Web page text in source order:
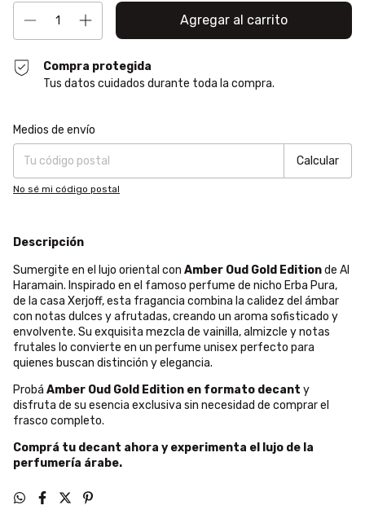
Compra protegida
Tus datos cuidados durante toda la compra.
Entregas para el CP:
Medios de envío
Calcular
No sé mi código postal
Descripción
Sumergite en el lujo oriental con Amber Oud Gold Editionde Al
Haramain. Inspirado en el famoso perfume de nicho Erba Pura,
de la casa Xerjoff, esta fragancia combina la calidez del ámbar
con notas dulces y afrutadas, creando un aroma sofisticado y
envolvente. Su exquisita mezcla de vainilla, almizcle y notas
frutales lo convierte en un perfume unisex perfecto para
quienes buscan distinción y elegancia.
Probá Amber Oud Gold Edition en formato decant y
disfruta de su esencia exclusiva sin necesidad de comprar el
frasco completo.
Comprá tu decant ahora y experimenta el lujo de la
perfumería árabe.